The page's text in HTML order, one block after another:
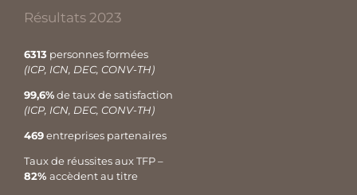
Résultats 2023
6313 personnes formées
(ICP, ICN, DEC, CONV-TH)
99,6%de taux de satisfaction
(ICP, ICN, DEC, CONV-TH)
469entreprises partenaires
Taux de réussites aux TFP –
82% accèdent au titre